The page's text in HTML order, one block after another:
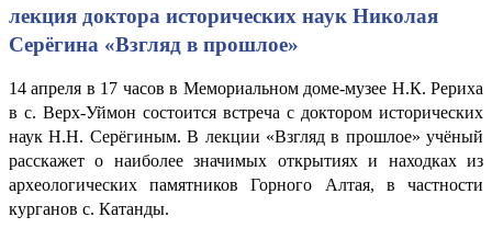
лекция доктора исторических наук Николая
Серёгина «Взгляд в прошлое»
14 апреля в 17 часов в Мемориальном доме-музее Н.К. Рериха
в с. Верх-Уймон состоится встреча с доктором исторических
наук Н.Н. Серёгиным. В лекции «Взгляд в прошлое» учёный
расскажет о наиболее значимых открытиях и находках из
археологических памятников Горного Алтая, в частности
курганов с. Катанды.